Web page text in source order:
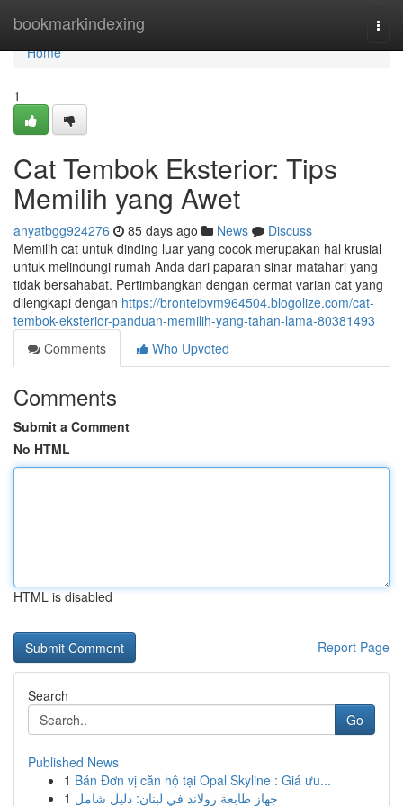
bookmarkindexing
Home
Home
1
Cat Tembok Eksterior: Tips
Memilih yang Awet
anyatbgg924276 85 days ago News
Discuss
Memilih cat untuk dinding luar yang cocok merupakan hal krusial
untuk melindungi rumah Anda dari paparan sinar matahari yang
tidak bersahabat. Pertimbangkan dengan cermat varian cat yang
dilengkapi dengan https://bronteibvm964504.blogolize.com/cat-
tembok-eksterior-panduan-memilih-yang-tahan-lama-80381493
Comments
Who Upvoted
Comments
Submit a Comment
No HTML
HTML is disabled
Report Page
Search
Go
Published News
1 Bán Đơn vị căn hộ tại Opal Skyline : Giá ưu...
1 جهاز طابعة رولاند في لبنان: دليل شامل